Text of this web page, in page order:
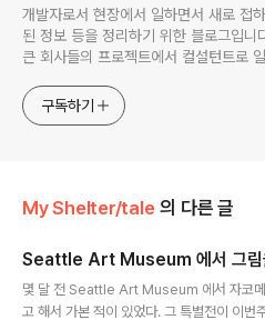
개발자로서 현장에서 일하면서 새로 접
된 정보 등을 정리하기 위한 블로그입니다. 운 좋게 미국
큰 회사들의 프로젝트에서 컬설턴트로
사용되는 툴들에 대해 많은 분들과 정보
구독하기
My Shelter/tale 의 다른 글
Seattle Art Museum 에서 그림
몇 달 전 Seattle Art Museum 에서 자코
고 해서 가본 적이 있었다. 그 특별전이 이번